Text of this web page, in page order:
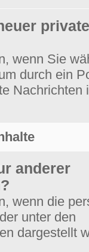
wenn Sie
durch ein
Nachrichten
anderer
wenn die
unter den
dargestellt